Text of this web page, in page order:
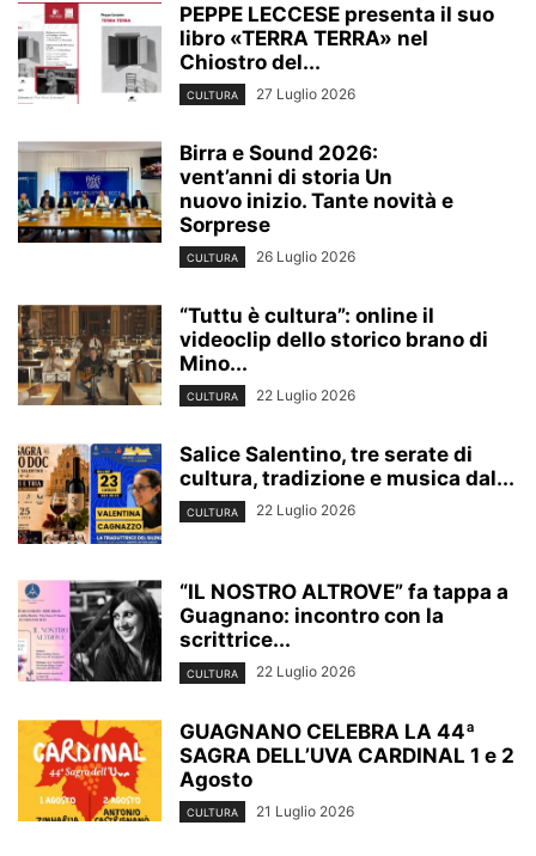
PEPPE LECCESE presenta il suo
libro «TERRA TERRA» nel
Chiostro del...
CULTURA 27 Luglio 2026
Birra e Sound 2026:
vent’anni di storia Un
nuovo inizio. Tante novità e
Sorprese
CULTURA 26 Luglio 2026
“Tuttu è cultura”: online il
videoclip dello storico brano di
Mino...
CULTURA 22 Luglio 2026
Salice Salentino, tre serate di
cultura, tradizione e musica dal...
CULTURA 22 Luglio 2026
“IL NOSTRO ALTROVE” fa tappa a
Guagnano: incontro con la
scrittrice...
CULTURA 22 Luglio 2026
GUAGNANO CELEBRA LA 44ª
SAGRA DELL’UVA CARDINAL 1 e 2
Agosto
CULTURA 21 Luglio 2026